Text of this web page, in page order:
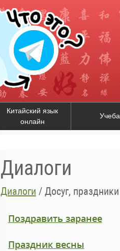
Китайский язык
онлайн
Учеба
Диалоги
Диалоги / Досуг, праздники
Поздравить заранее
Праздник весны